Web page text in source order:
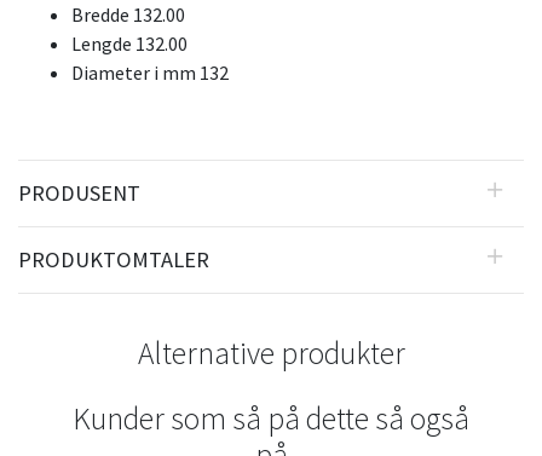
Bredde 132.00
Lengde 132.00
Diameter i mm 132
PRODUSENT
PRODUKTOMTALER
Alternative produkter
Kunder som så på dette så også